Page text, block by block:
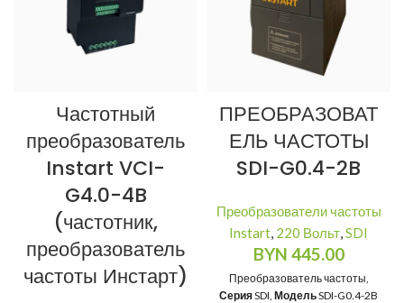
Частотный
преобразователь
Instart VCI-
G4.0-4B
(частотник,
преобразователь
частоты Инстарт)
ПРЕОБРАЗОВАТ
ЕЛЬ ЧАСТОТЫ
SDI-G0.4-2B
Преобразователи частоты
Instart, 220 Вольт,SDI
BYN 445.00
Преобразователь частоты,
СерияSDI, МодельSDI-G0.4-2B